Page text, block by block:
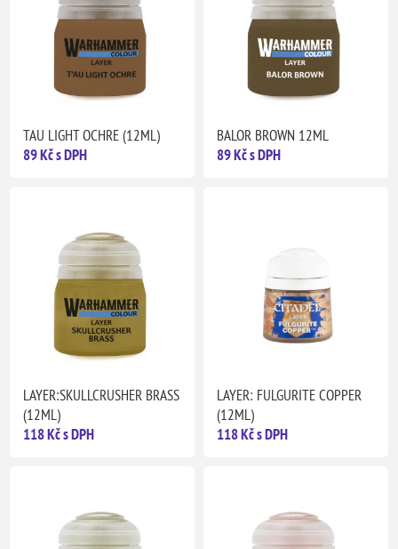
TAU LIGHT OCHRE (12ML)
89 Kč s DPH
BALOR BROWN 12ML
89 Kč s DPH
LAYER:SKULLCRUSHER BRASS
(12ML)
118 Kč s DPH
LAYER: FULGURITE COPPER
(12ML)
118 Kč s DPH